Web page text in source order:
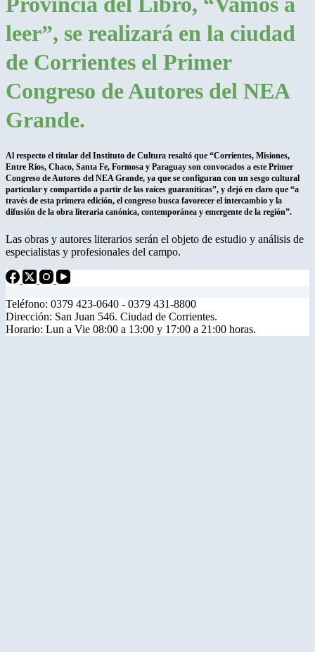
leer”, se realizará en la ciudad
de Corrientes el Primer
Congreso de Autores del NEA
Grande.
Al respecto el titular del Instituto de Cultura resaltó que “Corrientes, Misiones,
Entre Ríos, Chaco, Santa Fe, Formosa y Paraguay son convocados a este Primer
Congreso de Autores del NEA Grande, ya que se configuran con un sesgo cultural
particular y compartido a partir de las raíces guaraníticas”, y dejó en claro que “a
través de esta primera edición, el congreso busca favorecer el intercambio y la
difusión de la obra literaria canónica, contemporánea y emergente de la región”.
Las obras y autores literarios serán el objeto de estudio y análisis de
especialistas y profesionales del campo.
Teléfono: 0379 423-0640 - 0379 431-8800
Dirección: San Juan 546. Ciudad de Corrientes.
Horario: Lun a Vie 08:00 a 13:00 y 17:00 a 21:00 horas.